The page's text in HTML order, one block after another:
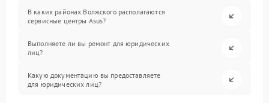
В каких районах Волжского располагаются
сервисные центры Asus?
Выполняете ли вы ремонт для юридических
лиц?
Какую документацию вы предоставляете
для юридических лиц?